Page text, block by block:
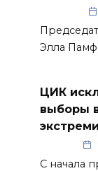
Элла
ЦИК
выборы
С начала